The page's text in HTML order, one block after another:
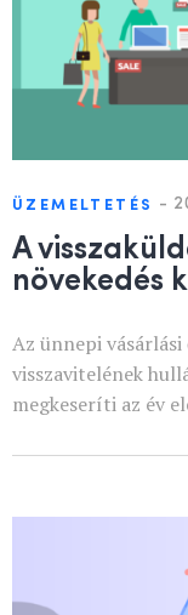
ÜZEMELTETÉS -
A
növekedés
Az ünnepi
visszavitelének
megkeseríti az év